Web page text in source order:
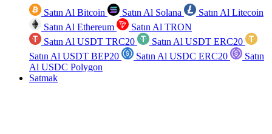
Satın Al Bitcoin Satın Al Solana
Satın Al Litecoin
Satın Al Ethereum
Satın Al TRON
Satın Al USDT TRC20
Satın Al USDT ERC20
Satın Al USDT BEP20
Satın Al USDC ERC20
Satın
Al USDC Polygon
Satmak